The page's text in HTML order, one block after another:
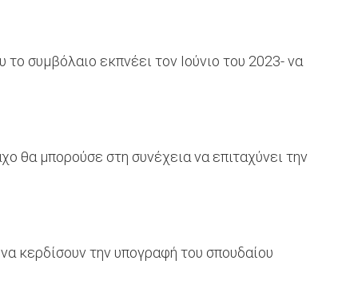
συμβόλαιο εκπνέει τον Ιούνιο του 2023- να
θα μπορούσε στη συνέχεια να επιταχύνει την
κερδίσουν την υπογραφή του σπουδαίου